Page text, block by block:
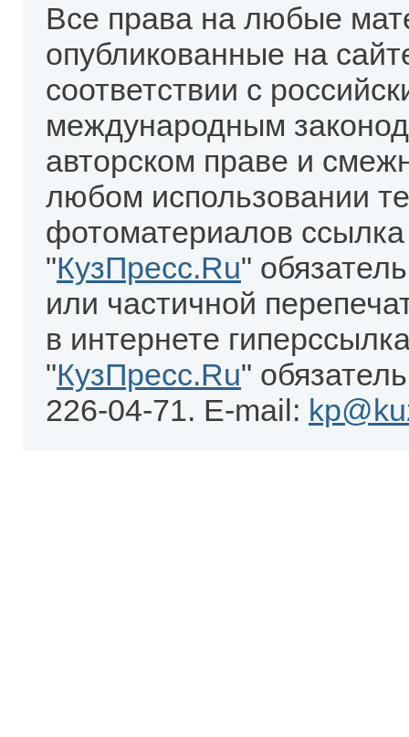
Все права на любые
опубликованные на
соответствии с
международным
авторском праве и
любом использовании
фотоматериалов
"КузПресс.Ru"
или частичной
в интернете
"КузПресс.Ru"
226-04-71. E-mail: